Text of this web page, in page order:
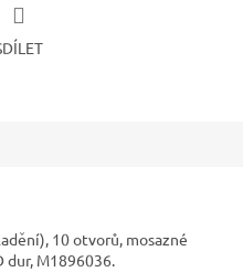
10 otvorů, mosazné
dur, M1896036.